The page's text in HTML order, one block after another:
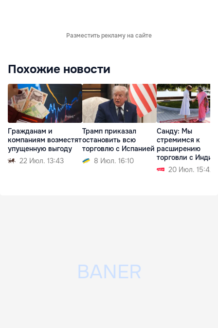
Разместить рекламу на сайте
Похожие новости
Гражданам и
компаниям возместят
упущенную выгоду
22 Июл. 13:43
Трамп приказал
остановить всю
торговлю с Испанией
8 Июл. 16:10
Санду: Мы
стремимся к
расширению
торговли с
20 Июл. 15:42